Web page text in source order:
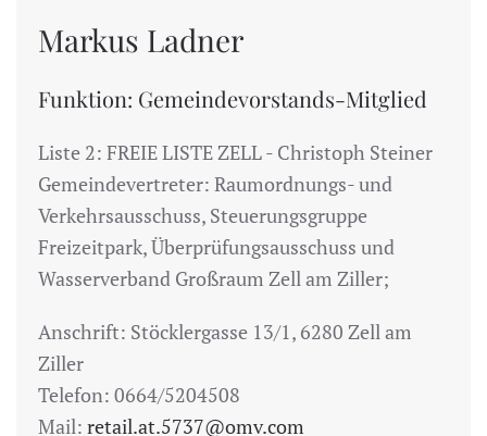
Markus Ladner
Funktion: Gemeindevorstands-Mitglied
Liste 2: FREIE LISTE ZELL - Christoph Steiner
Gemeindevertreter: Raumordnungs- und
Verkehrsausschuss, Steuerungsgruppe
Freizeitpark, Überprüfungsausschuss und
Wasserverband Großraum Zell am Ziller;
Anschrift: Stöcklergasse 13/1, 6280 Zell am
Ziller
Telefon: 0664/5204508
Mail: retail.at.5737@omv.com